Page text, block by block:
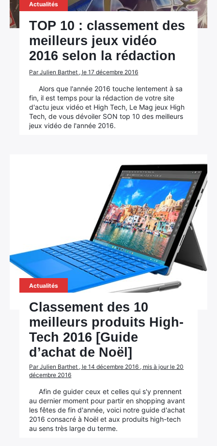
Actualités
TOP 10 : classement des
meilleurs jeux vidéo
2016 selon la rédaction
Par Julien Barthet , le 17 décembre 2016
Alors que l'année 2016 touche lentement à sa
fin, il est temps pour la rédaction de votre site
d'actu jeux vidéo et High Tech, Le Mag jeux High
Tech, de vous dévoiler SON top 10 des meilleurs
jeux vidéo de l'année 2016.
Actualités
Classement des 10
meilleurs produits High-
Tech 2016 [Guide
d’achat de Noël]
Par Julien Barthet , le 14 décembre 2016 , mis à jour le 20
décembre 2016
Afin de guider ceux et celles qui s'y prennent
au dernier moment pour partir en shopping avant
les fêtes de fin d'année, voici notre guide d'achat
2016 consacré à Noël et aux produits high-tech
au sens très large du terme.